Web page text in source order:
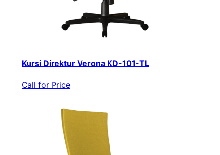
Kursi Direktur Verona KD-101-TL
Call for Price